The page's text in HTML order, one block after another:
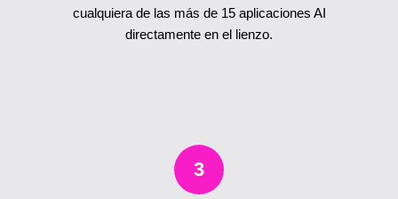
cualquiera de las más de 15 aplicaciones AI
directamente en el lienzo.
3